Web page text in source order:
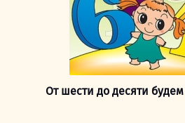
От шести до десяти